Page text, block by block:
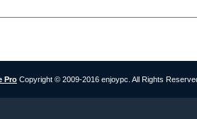
Pro Copyright © 2009-2016 enjoypc. All Rights